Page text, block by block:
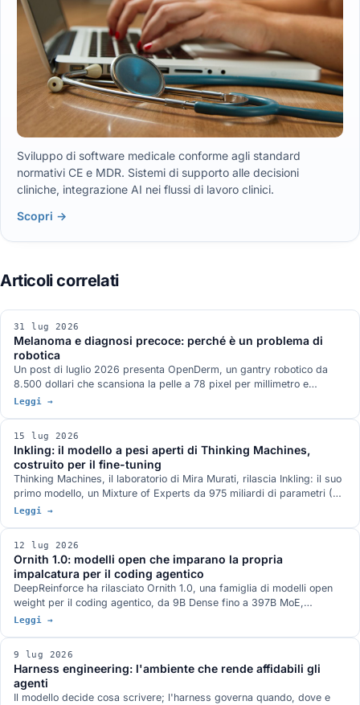
Sviluppo di software medicale conforme agli standard
normativi CE e MDR. Sistemi di supporto alle decisioni
cliniche, integrazione AI nei flussi di lavoro clinici.
Scopri →
31 lug 2026
Melanoma e diagnosi precoce: perché è un problema di
robotica
Un post di luglio 2026 presenta OpenDerm, un gantry robotico da
8.500 dollari che scansiona la pelle a 78 pixel per millimetro e
sostiene che il collo di bottiglia della diagnosi precoce non è il
chirurgiche in dermoscopia, il primo software AI approvato per
guidare un ecografo.
Leggi →
15 lug 2026
Inkling: il modello a pesi aperti di Thinking Machines,
costruito per il fine-tuning
Thinking Machines, il laboratorio di Mira Murati, rilascia Inkling: il suo
primo modello, un Mixture of Experts da 975 miliardi di parametri (41
attivi) a pesi aperti, con contesto da 1 milione di token e capacità
Hugging Face e fine-tuning su Tinker.
Leggi →
12 lug 2026
Ornith 1.0: modelli open che imparano la propria
impalcatura per il coding agentico
DeepReinforce ha rilasciato Ornith 1.0, una famiglia di modelli open
weight per il coding agentico, da 9B Dense fino a 397B MoE,
costruita su Gemma 4 e Qwen 3.5. La novità è il self-scaffolding: il
Bench 2.1 e SWE-Bench Verified.
Leggi →
9 lug 2026
Harness engineering: l'ambiente che rende affidabili gli
agenti
Il modello decide cosa scrivere; l'harness governa quando, dove e